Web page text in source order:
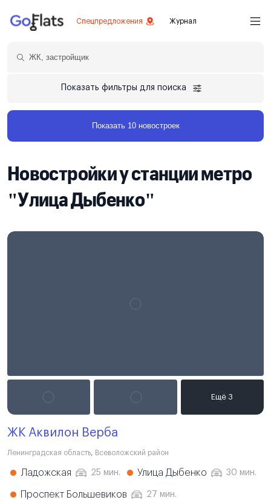
Спецпредложения Журнал
Показать фильтры для поиска
Показать 10 новостроек
Новостройки у станции метро
"Улица Дыбенко"
ЖК Аквилон Верба
Ленинградская область, Всеволожский район
Ладожская 25 мин. Улица Дыбенко 30 мин.
Проспект Большевиков 27 мин.